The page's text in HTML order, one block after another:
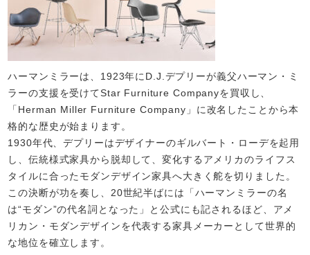
ハーマンミラーは、1923年にD.J.デプリーが義父ハーマン・ミ
ラーの支援を受けてStar Furniture Companyを買収し、
「Herman Miller Furniture Company」に改名したことから本
格的な歴史が始まります。
1930年代、デプリーはデザイナーのギルバート・ローデを起用
し、伝統様式家具から脱却して、変化するアメリカのライフス
タイルに合ったモダンデザイン家具へ大きく舵を切りました。
この決断が功を奏し、20世紀半ばには「ハーマンミラーの名
は“モダン”の代名詞となった」と公式にも記されるほど、アメ
リカン・モダンデザインを代表する家具メーカーとして世界的
な地位を確立します。